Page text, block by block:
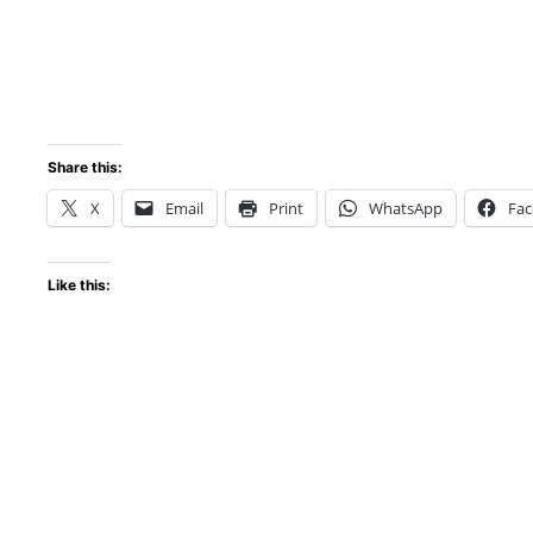
Share this:
X Email Print WhatsApp
Like this: